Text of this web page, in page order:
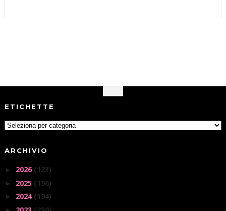
ETICHETTE
ARCHIVIO
► 2026 (123)
► 2025 (196)
► 2024 (194)